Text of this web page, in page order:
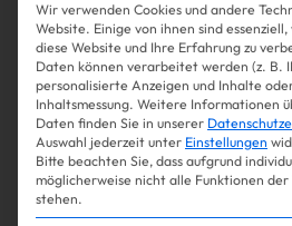
Gossip
Experience
Win Win
Wir verwenden Cookies und andere
Website. Einige von ihnen sind
diese Website und Ihre Erfahrung zu
Daten können verarbeitet werden (z. B.
personalisierte Anzeigen und Inhalte
Inhaltsmessung. Weitere Informationen
Daten finden Sie in unserer
Auswahl jederzeit unter Einstellungen
Bitte beachten Sie, dass aufgrund
möglicherweise nicht alle Funktionen der
stehen.